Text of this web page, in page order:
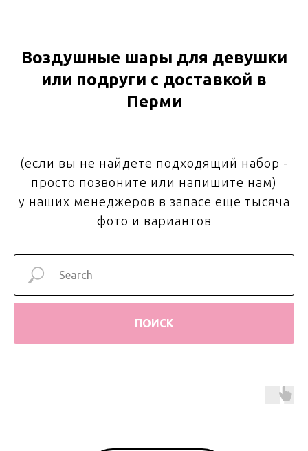
Воздушные шары для девушки
или подруги с доставкой в
Перми
(если вы не найдете подходящий набор -
просто позвоните или напишите нам)
у наших менеджеров в запасе еще тысяча
фото и вариантов
ПОИСК